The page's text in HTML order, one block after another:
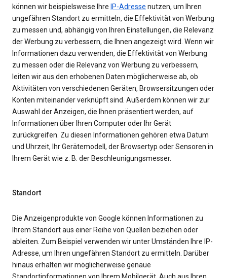
können wir beispielsweise Ihre IP-Adresse nutzen, um Ihren
ungefähren Standort zu ermitteln, die Effektivität von Werbung
zu messen und, abhängig von Ihren Einstellungen, die Relevanz
der Werbung zu verbessern, die Ihnen angezeigt wird. Wenn wir
Informationen dazu verwenden, die Effektivität von Werbung
zu messen oder die Relevanz von Werbung zu verbessern,
leiten wir aus den erhobenen Daten möglicherweise ab, ob
Aktivitäten von verschiedenen Geräten, Browsersitzungen oder
Konten miteinander verknüpft sind. Außerdem können wir zur
Auswahl der Anzeigen, die Ihnen präsentiert werden, auf
Informationen über Ihren Computer oder Ihr Gerät
zurückgreifen. Zu diesen Informationen gehören etwa Datum
und Uhrzeit, Ihr Gerätemodell, der Browsertyp oder Sensoren in
Ihrem Gerät wie z. B. der Beschleunigungsmesser.
Standort
Die Anzeigenprodukte von Google können Informationen zu
Ihrem Standort aus einer Reihe von Quellen beziehen oder
ableiten. Zum Beispiel verwenden wir unter Umständen Ihre IP-
Adresse, um Ihren ungefähren Standort zu ermitteln. Darüber
hinaus erhalten wir möglicherweise genaue